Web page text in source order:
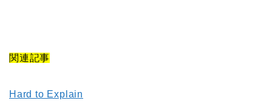
関連記事
Hard to Explain